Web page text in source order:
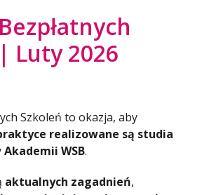
Luty 2026
Szkoleń to okazja, aby
realizowane są studia
WSB.
aktualnych zagadnień,